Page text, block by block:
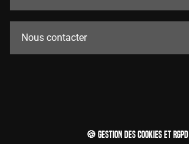
Nous contacter
🍪 Gestion des cookies et RGPD